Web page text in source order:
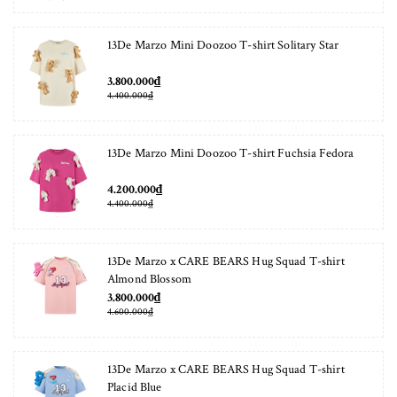
13De Marzo Mini Doozoo T-shirt Solitary Star
3.800.000₫
4.400.000₫
13De Marzo Mini Doozoo T-shirt Fuchsia Fedora
4.200.000₫
4.400.000₫
13De Marzo x CARE BEARS Hug Squad T-shirt
Almond Blossom
3.800.000₫
4.600.000₫
13De Marzo x CARE BEARS Hug Squad T-shirt
Placid Blue